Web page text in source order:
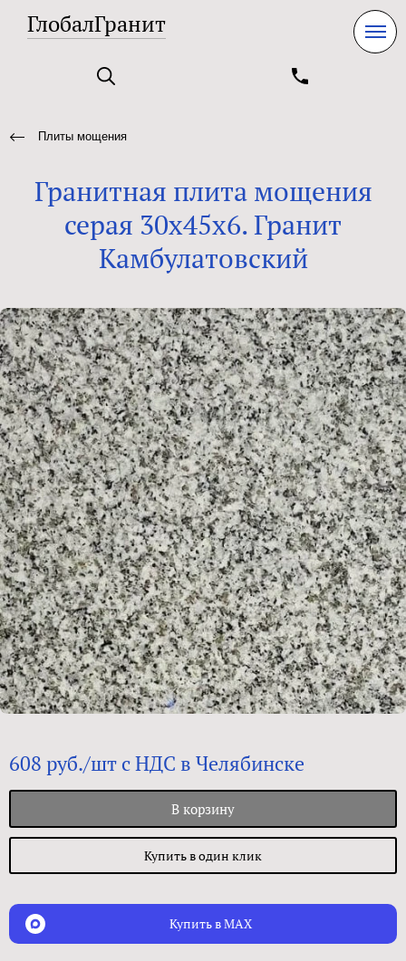
ГлобалГранит
Плиты мощения
Гранитная плита мощения
серая 30х45х6. Гранит
Камбулатовский
608 руб./шт с НДС в Челябинске
В корзину
Купить в один клик
Купить в MAX